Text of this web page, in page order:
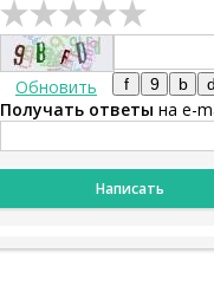
Обновить
Получать ответы на e-
Написать